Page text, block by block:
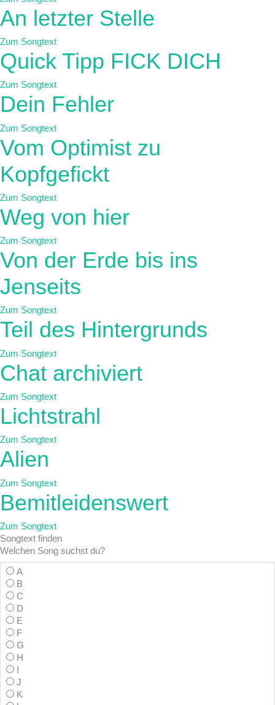
An letzter Stelle
Zum Songtext
Quick Tipp FICK DICH
Zum Songtext
Dein Fehler
Zum Songtext
Vom Optimist zu
Kopfgefickt
Zum Songtext
Weg von hier
Zum Songtext
Von der Erde bis ins
Jenseits
Zum Songtext
Teil des Hintergrunds
Zum Songtext
Chat archiviert
Zum Songtext
Lichtstrahl
Zum Songtext
Alien
Zum Songtext
Bemitleidenswert
Zum Songtext
Songtext finden
Welchen Song suchst du?
A
B
C
D
E
F
G
H
J
K